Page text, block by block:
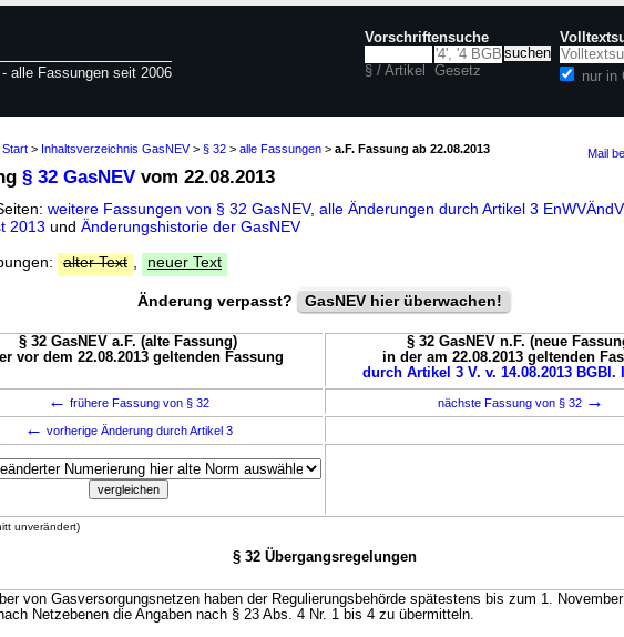
alle Fassungen seit 2006
Vorschriftensuche
§ / Artikel Gesetz nur in
Start > Inhaltsverzeichnis GasNEV> § 32 > alle Fassungen > a.F. Fassung ab 22.08.2013 Mail
§ 32 GasNEV vom 22.08.2013
weitere Fassungen von § 32 GasNEV, alle Änderungen durch Artikel 3
2013 und Änderungshistorie der GasNEV
alter Text neuer Text
Änderung verpasst? GasNEV hier überwachen!
§ 32 GasNEV a.F. (alte Fassung)
vor dem 22.08.2013 geltenden Fassung
§ 32 GasNEV n.F. (neue
in der am 22.08.2013 geltenden
durch Artikel 3 V. v. 14.08.2013 BGBl.
← frühere Fassung von § 32 nächste Fassung von § 32 →
← vorherige Änderung durch Artikel 3
unverändert)
§ 32 Übergangsregelungen
von Gasversorgungsnetzen haben der Regulierungsbehörde spätestens bis zum 1.
Netzebenen die Angaben nach § 23 Abs. 4 Nr. 1 bis 4 zu übermitteln.